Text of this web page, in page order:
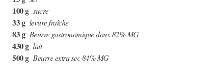
100 g sucre
33 g levure fraîche
83 g Beurre gastronomique doux 82% MG
430 g lait
500 g Beurre extra sec 84% MG